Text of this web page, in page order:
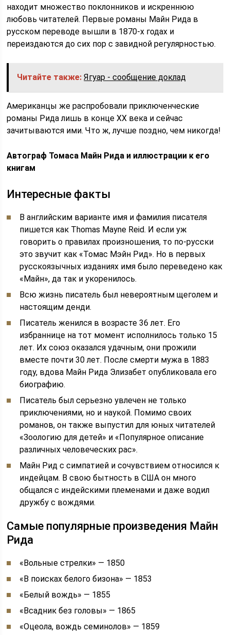
находит множество поклонников и искреннюю
любовь читателей. Первые романы Майн Рида в
русском переводе вышли в 1870-х годах и
переиздаются до сих пор с завидной регулярностью.
Читайте также: Ягуар - сообщение доклад
Американцы же распробовали приключенческие
романы Рида лишь в конце XX века и сейчас
зачитываются ими. Что ж, лучше поздно, чем никогда!
Автограф Томаса Майн Рида и иллюстрации к его
книгам
Интересные факты
В английским варианте имя и фамилия писателя
пишется как Thomas Mayne Reid. И если уж
говорить о правилах произношения, то по-русски
это звучит как «Томас Мэйн Рид». Но в первых
русскоязычных изданиях имя было переведено как
«Майн», да так и укоренилось.
Всю жизнь писатель был невероятным щеголем и
настоящим денди.
Писатель женился в возрасте 36 лет. Его
избраннице на тот момент исполнилось только 15
лет. Их союз оказался удачным, они прожили
вместе почти 30 лет. После смерти мужа в 1883
году, вдова Майн Рида Элизабет опубликовала его
биографию.
Писатель был серьезно увлечен не только
приключениями, но и наукой. Помимо своих
романов, он также выпустил для юных читателей
«Зоологию для детей» и «Популярное описание
различных человеческих рас».
Майн Рид с симпатией и сочувствием относился к
индейцам. В свою бытность в США он много
общался с индейскими племенами и даже водил
дружбу с вождями.
Самые популярные произведения Майн
Рида
«Вольные стрелки» — 1850
«В поисках белого бизона» — 1853
«Белый вождь» — 1855
«Всадник без головы» — 1865
«Оцеола, вождь семинолов» — 1859